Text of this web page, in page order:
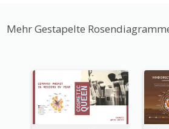
Mehr Gestapelte